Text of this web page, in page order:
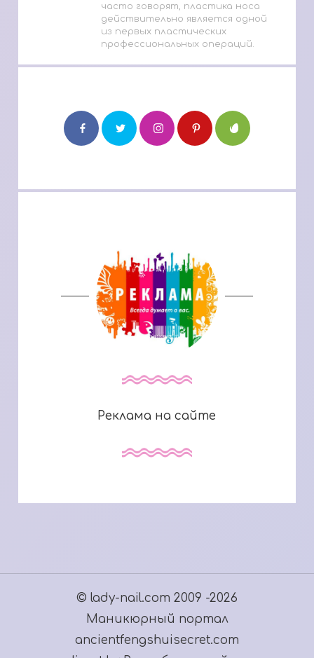
часто говорят, пластика носа
действительно является одной
из первых пластических
профессиональных операций.
Реклама на сайте
© lady-nail.com 2009 -2026
Маникюрный портал
ancientfengshuisecret.com